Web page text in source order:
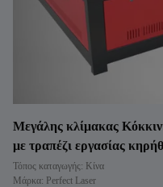
Μεγάλης κλίμακας
με τραπέζι εργασίας
Τόπος καταγωγής: Κίνα
Μάρκα: Perfect Laser